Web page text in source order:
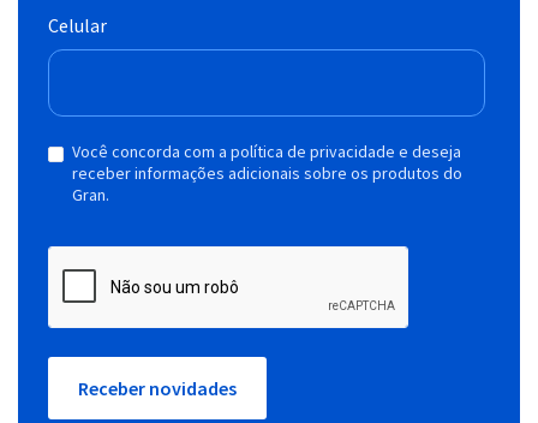
Celular
Você concorda com a política de privacidade e deseja
receber informações adicionais sobre os produtos do
Gran.
Receber novidades